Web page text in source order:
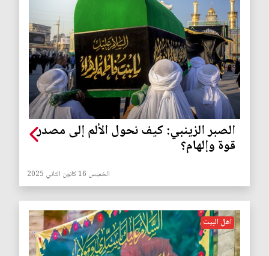
الصبر الزينبي: كيف نحول الألم إلى مصدر
قوة وإلهام؟
الخميس 16 كانون الثاني 2025
اهل البيت